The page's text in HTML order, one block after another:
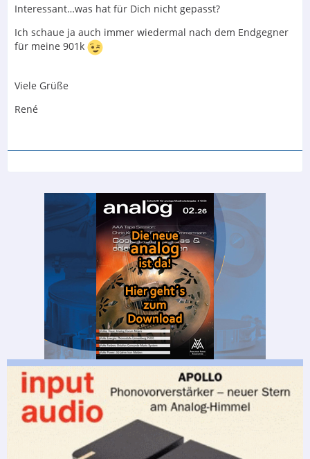
Interessant…was hat für Dich nicht gepasst?
Ich schaue ja auch immer wiedermal nach dem Endgegner
für meine 901k
Viele Grüße
René